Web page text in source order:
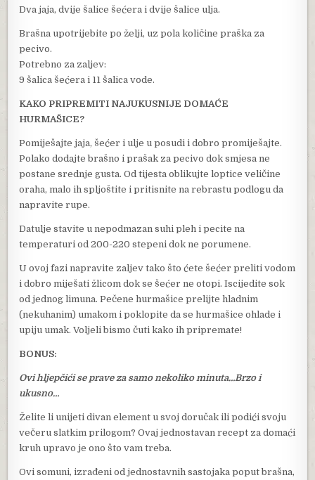
Dva jaja, dvije šalice šećera i dvije šalice ulja.
Brašna upotrijebite po želji, uz pola količine praška za
pecivo.
Potrebno za zaljev:
9 šalica šećera i 11 šalica vode.
KAKO PRIPREMITI NAJUKUSNIJE DOMAĆE
HURMAŠICE?
Pomiješajte jaja, šećer i ulje u posudi i dobro promiješajte.
Polako dodajte brašno i prašak za pecivo dok smjesa ne
postane srednje gusta. Od tijesta oblikujte loptice veličine
oraha, malo ih spljoštite i pritisnite na rebrastu podlogu da
napravite rupe.
Datulje stavite u nepodmazan suhi pleh i pecite na
temperaturi od 200-220 stepeni dok ne porumene.
U ovoj fazi napravite zaljev tako što ćete šećer preliti vodom
i dobro miješati žlicom dok se šećer ne otopi. Iscijedite sok
od jednog limuna. Pečene hurmašice prelijte hladnim
(nekuhanim) umakom i poklopite da se hurmašice ohlade i
upiju umak. Voljeli bismo čuti kako ih pripremate!
BONUS:
Ovi hljepčići se prave za samo nekoliko minuta…Brzo i
ukusno…
Želite li unijeti divan element u svoj doručak ili podići svoju
večeru slatkim prilogom? Ovaj jednostavan recept za domaći
kruh upravo je ono što vam treba.
Ovi somuni, izrađeni od jednostavnih sastojaka poput brašna,